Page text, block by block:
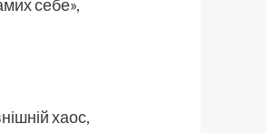
себе»,
хаос,